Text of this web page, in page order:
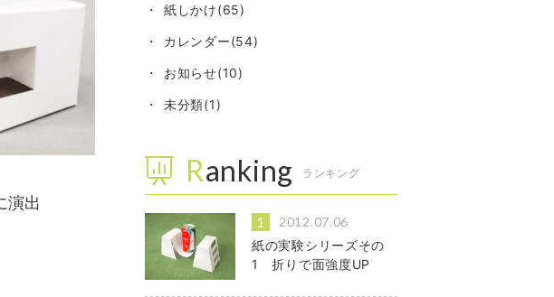
演出
紙しかけ(65)
カレンダー(54)
お知らせ(10)
未分類(1)
Ranking ランキング
2012.07.06
紙の実験シリーズその
1 折りで面強度UP